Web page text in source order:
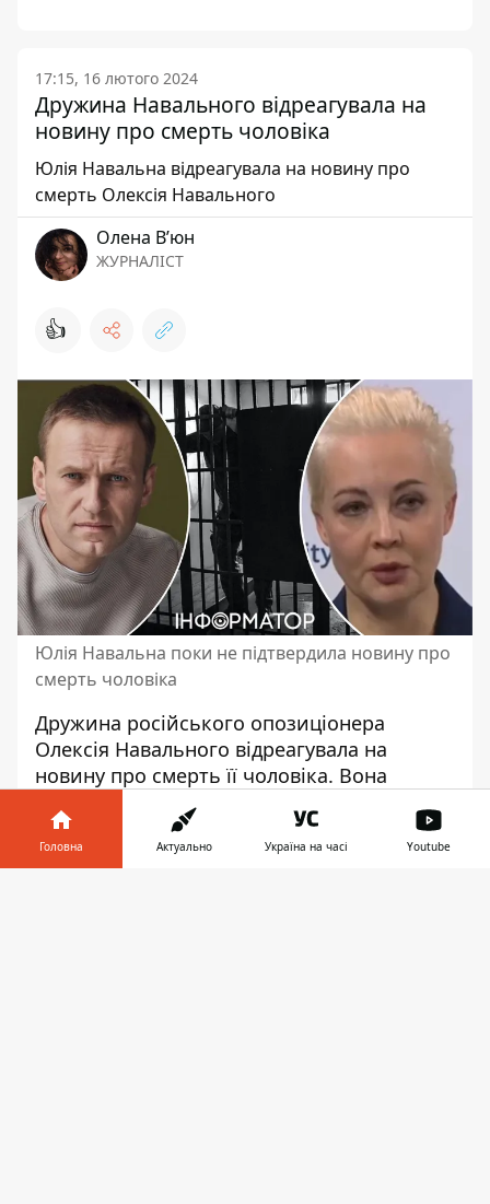
17:15, 16 лютого 2024
Дружина Навального відреагувала на
новину про смерть чоловіка
Юлія Навальна відреагувала на новину про
смерть Олексія Навального
Олена Вʼюн
ЖУРНАЛІСТ
👍
Юлія Навальна поки не підтвердила новину про
смерть чоловіка
Дружина російського опозиціонера
Олексія Навального відреагувала на
новину про смерть її чоловіка. Вона
заявила, що путін обов'язково понесе
відповідальність.
Юлія Навальна виступила на Мюнхенській
Головна Актуально Україна на часі Youtube